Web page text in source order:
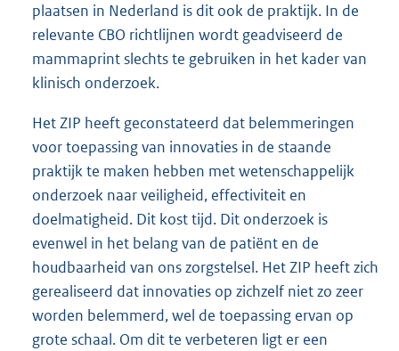
plaatsen in Nederland is dit ook de praktijk. In de
relevante CBO richtlijnen wordt geadviseerd de
mammaprint slechts te gebruiken in het kader van
klinisch onderzoek.
Het ZIP heeft geconstateerd dat belemmeringen
voor toepassing van innovaties in de staande
praktijk te maken hebben met wetenschappelijk
onderzoek naar veiligheid, effectiviteit en
doelmatigheid. Dit kost tijd. Dit onderzoek is
evenwel in het belang van de patiënt en de
houdbaarheid van ons zorgstelsel. Het ZIP heeft zich
gerealiseerd dat innovaties op zichzelf niet zo zeer
worden belemmerd, wel de toepassing ervan op
grote schaal. Om dit te verbeteren ligt er een